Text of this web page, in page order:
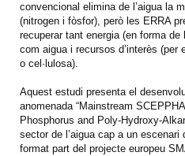
convencional elimina de l’aigua la
(nitrogen i fòsfor), però les ERRA
recuperar tant energia (en forma
com aigua i recursos d’interès
o cel·lulosa).
Aquest estudi presenta el
anomenada “Mainstream
Phosphorus and Poly-Hydroxy-
sector de l’aigua cap a un escenari
format part del projecte europeu